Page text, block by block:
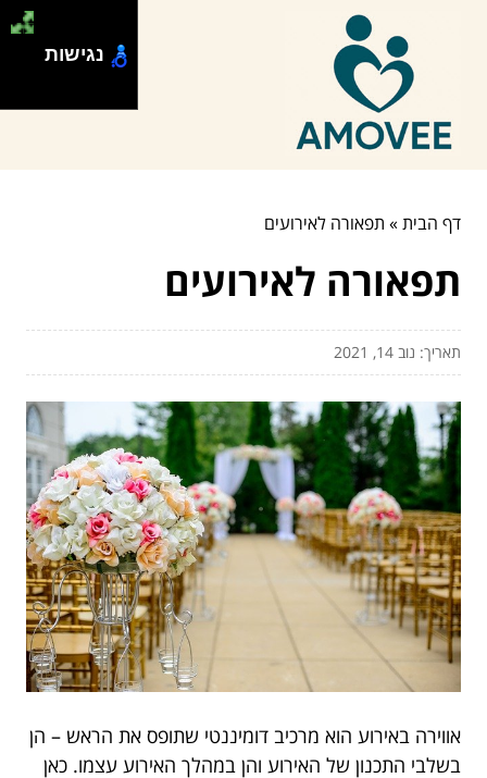
דף הבית» תפאורה לאירועים
תפאורה לאירועים
תאריך: נוב 14, 2021
אווירה באירוע הוא מרכיב דומיננטי שתופס את הראש – הן
בשלבי התכנון של האירוע והן במהלך האירוע עצמו. כאן
נגישות